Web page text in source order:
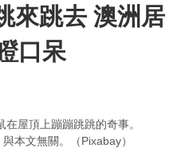
來跳去 澳洲居
口呆
屋頂上蹦蹦跳跳的奇事。
本文無關。（Pixabay）